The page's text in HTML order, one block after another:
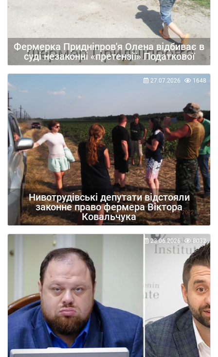
Фермерка Придніпров'я Олена відбиває в
суді незаконні «претензії» Податкової
Нивотрудівські депутати відстояли
законне право фермера Віктора
Ковальчука
27.07.2026 1648
23.06.2026 8032